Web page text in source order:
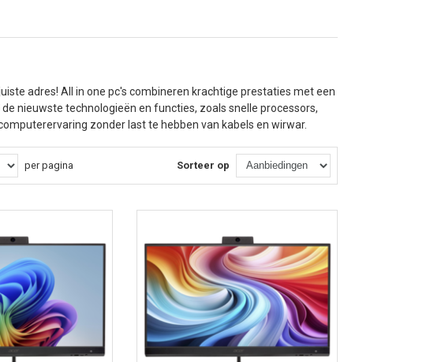
adres! All in one pc's combineren krachtige prestaties met een
nieuwste technologieën en functies, zoals snelle processors,
zonder last te hebben van kabels en wirwar.
per pagina Sorteer op
informatie Bekijk meer informatie